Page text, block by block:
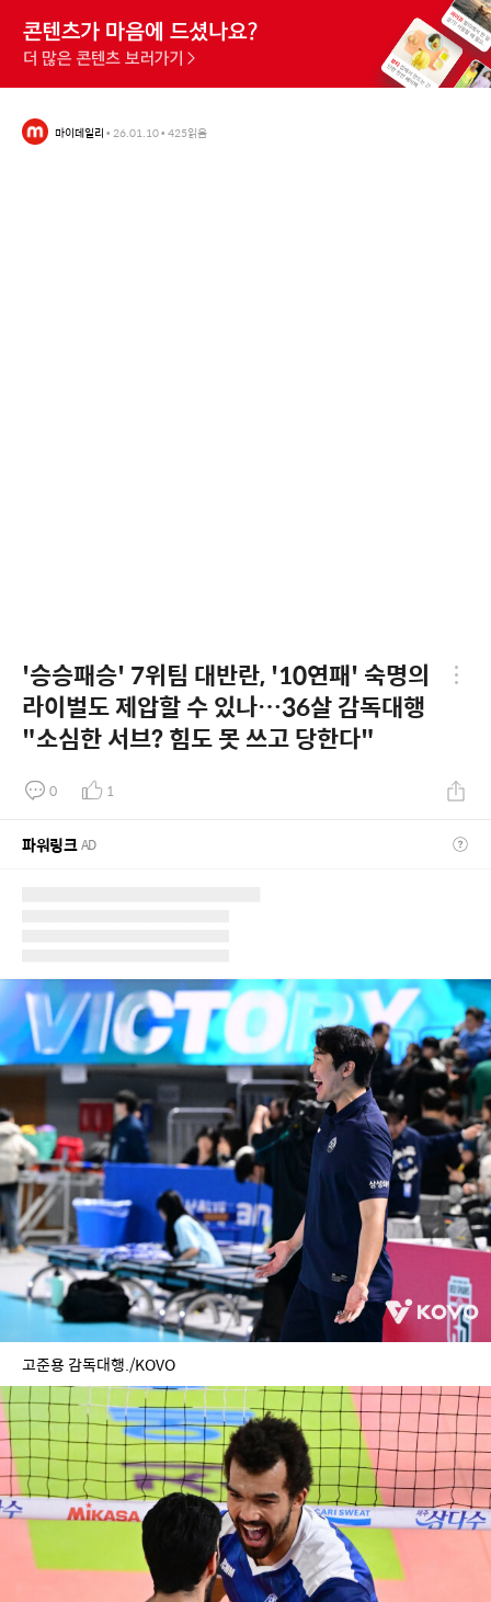
마이데일리 • 26.01.10• 425읽음
'승승패승' 7위팀 대반란, '10연패' 숙명의
라이벌도 제압할 수 있나…36살 감독대행
"소심한 서브? 힘도 못 쓰고 당한다"
0 1
파워링크AD
고준용 감독대행./KOVO